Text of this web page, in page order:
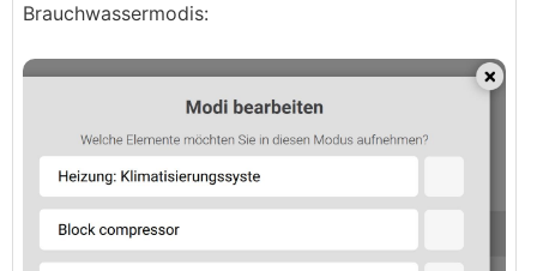
Brauchwassermodis: